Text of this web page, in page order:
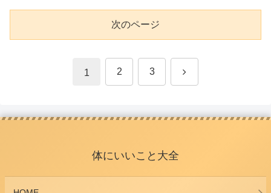
次のページ
1 2 3 次
体にいいこと大全